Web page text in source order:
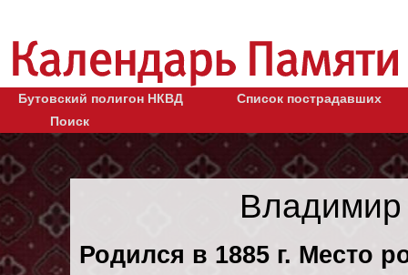
Бутовский полигон НКВД
Список пострадавших
Поиск
Родился в 1885 г. Место